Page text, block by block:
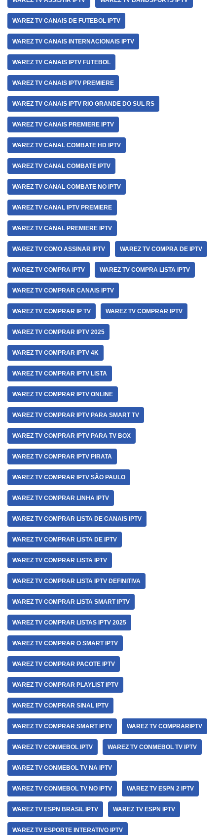
WAREZ TV CANAIS DE FUTEBOL IPTV
WAREZ TV CANAIS INTERNACIONAIS IPTV
WAREZ TV CANAIS IPTV FUTEBOL
WAREZ TV CANAIS IPTV PREMIERE
WAREZ TV CANAIS IPTV RIO GRANDE DO SUL RS
WAREZ TV CANAIS PREMIERE IPTV
WAREZ TV CANAL COMBATE HD IPTV
WAREZ TV CANAL COMBATE IPTV
WAREZ TV CANAL COMBATE NO IPTV
WAREZ TV CANAL IPTV PREMIERE
WAREZ TV CANAL PREMIERE IPTV
WAREZ TV COMO ASSINAR IPTV WAREZ TV COMPRA DE IPTV
WAREZ TV COMPRA IPTV WAREZ TV COMPRA LISTA IPTV
WAREZ TV COMPRAR CANAIS IPTV
WAREZ TV COMPRAR IP TV WAREZ TV COMPRAR IPTV
WAREZ TV COMPRAR IPTV 2025
WAREZ TV COMPRAR IPTV 4K
WAREZ TV COMPRAR IPTV LISTA
WAREZ TV COMPRAR IPTV ONLINE
WAREZ TV COMPRAR IPTV PARA SMART TV
WAREZ TV COMPRAR IPTV PARA TV BOX
WAREZ TV COMPRAR IPTV PIRATA
WAREZ TV COMPRAR IPTV SÃO PAULO
WAREZ TV COMPRAR LINHA IPTV
WAREZ TV COMPRAR LISTA DE CANAIS IPTV
WAREZ TV COMPRAR LISTA DE IPTV
WAREZ TV COMPRAR LISTA IPTV
WAREZ TV COMPRAR LISTA IPTV DEFINITIVA
WAREZ TV COMPRAR LISTA SMART IPTV
WAREZ TV COMPRAR LISTAS IPTV 2025
WAREZ TV COMPRAR O SMART IPTV
WAREZ TV COMPRAR PACOTE IPTV
WAREZ TV COMPRAR PLAYLIST IPTV
WAREZ TV COMPRAR SINAL IPTV
WAREZ TV COMPRAR SMART IPTV WAREZ TV COMPRARIPTV
WAREZ TV CONMEBOL IPTV WAREZ TV CONMEBOL TV IPTV
WAREZ TV CONMEBOL TV NA IPTV
WAREZ TV CONMEBOL TV NO IPTV WAREZ TV ESPN 2 IPTV
WAREZ TV ESPN BRASIL IPTV WAREZ TV ESPN IPTV
WAREZ TV ESPORTE INTERATIVO IPTV